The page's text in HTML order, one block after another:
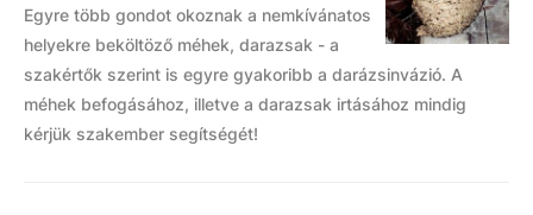
Egyre több gondot okoznak a nemkívánatos
helyekre beköltöző méhek, darazsak - a
szakértők szerint is egyre gyakoribb a darázsinvázió. A
méhek befogásához, illetve a darazsak irtásához mindig
kérjük szakember segítségét!